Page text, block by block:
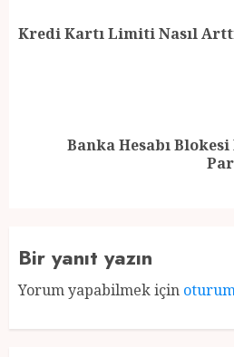
Kredi Kartı Limiti Nasıl
Banka Hesabı
Bir yanıt yazın
Yorum yapabilmek için oturum